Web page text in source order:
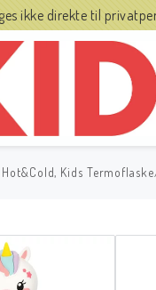
ikke direkte til
Hot&Cold, Kids